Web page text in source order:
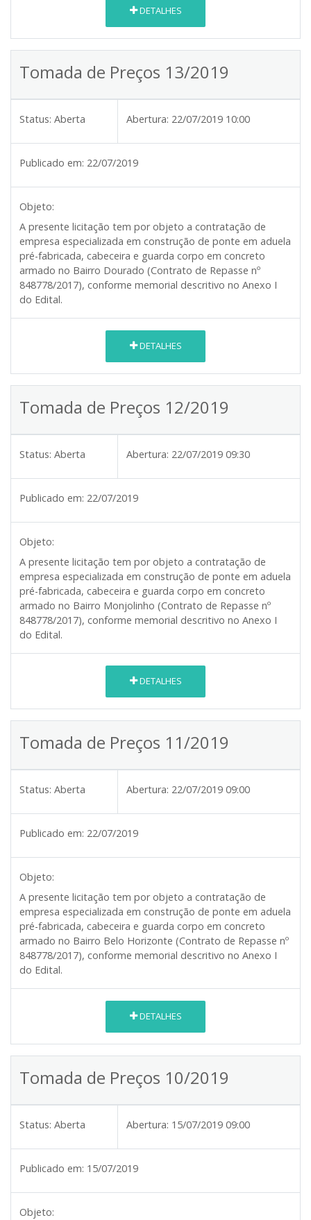
DETALHES
Tomada de Preços 13/2019
Status: Aberta Abertura: 22/07/2019 10:00
Publicado em: 22/07/2019
Objeto:
A presente licitação tem por objeto a contratação de
empresa especializada em construção de ponte em aduela
pré-fabricada, cabeceira e guarda corpo em concreto
armado no Bairro Dourado (Contrato de Repasse nº
848778/2017), conforme memorial descritivo no Anexo I
do Edital.
DETALHES
Tomada de Preços 12/2019
Status: Aberta Abertura: 22/07/2019 09:30
Publicado em: 22/07/2019
Objeto:
A presente licitação tem por objeto a contratação de
empresa especializada em construção de ponte em aduela
pré-fabricada, cabeceira e guarda corpo em concreto
armado no Bairro Monjolinho (Contrato de Repasse nº
848778/2017), conforme memorial descritivo no Anexo I
do Edital.
DETALHES
Tomada de Preços 11/2019
Status: Aberta Abertura: 22/07/2019 09:00
Publicado em: 22/07/2019
Objeto:
A presente licitação tem por objeto a contratação de
empresa especializada em construção de ponte em aduela
pré-fabricada, cabeceira e guarda corpo em concreto
armado no Bairro Belo Horizonte (Contrato de Repasse nº
848778/2017), conforme memorial descritivo no Anexo I
do Edital.
DETALHES
Tomada de Preços 10/2019
Status: Aberta Abertura: 15/07/2019 09:00
Publicado em: 15/07/2019
Objeto: